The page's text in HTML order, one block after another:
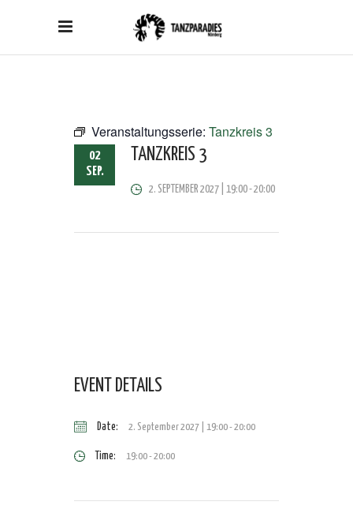
Veranstaltungsserie: Tanzkreis 3
02
SEP.
TANZKREIS 3
2. SEPTEMBER 2027 | 19:00-20:00
EVENT DETAILS
Date: 2. September 2027 | 19:00-20:00
Time: 19:00 - 20:00